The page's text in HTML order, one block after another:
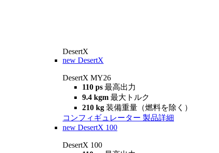
DesertX
new DesertX
DesertX MY26
110 ps 最高出力
9.4 kgm 最大トルク
210 kg 装備重量（燃料を除く）
コンフィギュレーター 製品詳細
new DesertX 100
DesertX 100